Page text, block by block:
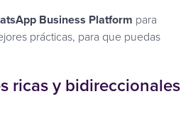
Business Platform para
prácticas, para que puedas
ricas y bidireccionales